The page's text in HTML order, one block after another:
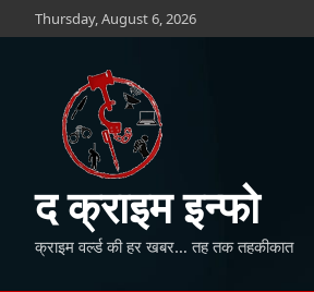
to
Thursday, August 6, 2026
द क्राइम इन्फो
क्राइम वर्ल्ड की हर खबर… तह तक तहकीकात